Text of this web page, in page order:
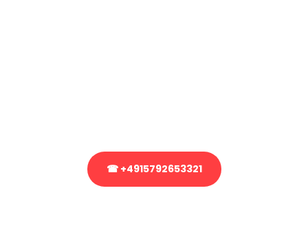
☎ +4915792653321